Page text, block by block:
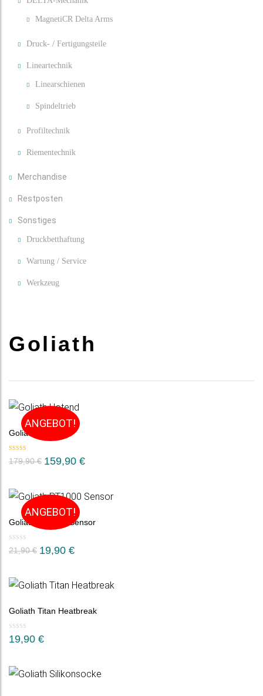
MagnetiCR Delta Arms
Druck- / Fertigungsteile
Lineartechnik
Linearschienen
Spindeltrieb
Profiltechnik
Riementechnik
Merchandise
Restposten
Sonstiges
Druckbetthaftung
Wartung / Service
Werkzeug
Goliath
ANGEBOT!
Goliath Hotend
Bewertet mit
5.00von 5
179,90€ 159,90 €
ANGEBOT!
Goliath PT1000 Sensor
21,90€ Ursprünglicher
war:
19,90 €Aktueller
ist:
Goliath Titan Heatbreak
19,90 €